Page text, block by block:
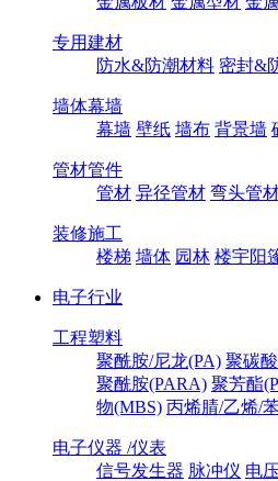
专用建材
防水&防潮材料 密封&
墙体幕墙
幕墙 壁纸 墙布 背景墙
管材管件
管材 异径管材 弯头管
装修施工
楼梯 墙体 园林 楼宇阳
电子行业
工程塑料
聚酰胺/尼龙(PA) 聚碳
聚酰胺(PARA) 聚芳酯
物(MBS) 丙烯腈/乙烯/
电子仪器 /仪表
信号发生器 脉冲仪 电